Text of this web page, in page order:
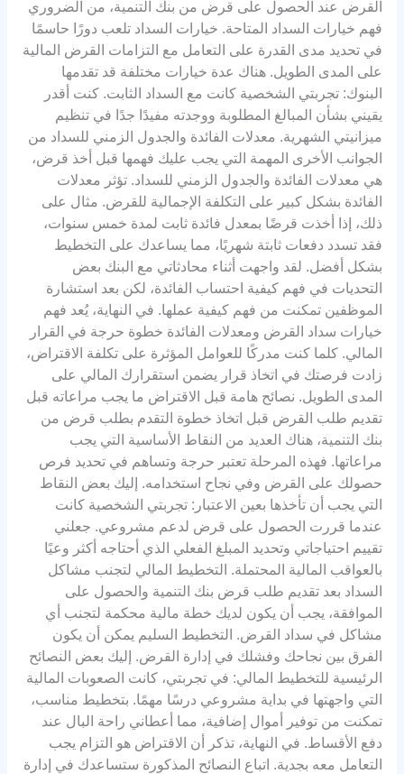
القرض عند الحصول على قرض من بنك التنمية، من الضروري
فهم خيارات السداد المتاحة. خيارات السداد تلعب دورًا حاسمًا
في تحديد مدى القدرة على التعامل مع التزامات القرض المالية
على المدى الطويل. هناك عدة خيارات مختلفة قد تقدمها
البنوك: تجربتي الشخصية كانت مع السداد الثابت. كنت أقدر
يقيني بشأن المبالغ المطلوبة ووجدته مفيدًا جدًا في تنظيم
ميزانيتي الشهرية. معدلات الفائدة والجدول الزمني للسداد من
الجوانب الأخرى المهمة التي يجب عليك فهمها قبل أخذ قرض،
هي معدلات الفائدة والجدول الزمني للسداد. تؤثر معدلات
الفائدة بشكل كبير على التكلفة الإجمالية للقرض. مثال على
ذلك، إذا أخذت قرضًا بمعدل فائدة ثابت لمدة خمس سنوات،
فقد تسدد دفعات ثابتة شهريًا، مما يساعدك على التخطيط
بشكل أفضل. لقد واجهت أثناء محادثاتي مع البنك بعض
التحديات في فهم كيفية احتساب الفائدة، لكن بعد استشارة
الموظفين تمكنت من فهم كيفية عملها. في النهاية، يُعد فهم
خيارات سداد القرض ومعدلات الفائدة خطوة حرجة في القرار
المالي. كلما كنت مدركًا للعوامل المؤثرة على تكلفة الاقتراض،
زادت فرصتك في اتخاذ قرار يضمن استقرارك المالي على
المدى الطويل. نصائح هامة قبل الاقتراض ما يجب مراعاته قبل
تقديم طلب القرض قبل اتخاذ خطوة التقدم بطلب قرض من
بنك التنمية، هناك العديد من النقاط الأساسية التي يجب
مراعاتها. فهذه المرحلة تعتبر حرجة وتساهم في تحديد فرص
حصولك على القرض وفي نجاح استخدامه. إليك بعض النقاط
التي يجب أن تأخذها بعين الاعتبار: تجربتي الشخصية كانت
عندما قررت الحصول على قرض لدعم مشروعي. جعلني
تقييم احتياجاتي وتحديد المبلغ الفعلي الذي أحتاجه أكثر وعيًا
بالعواقب المالية المحتملة. التخطيط المالي لتجنب مشاكل
السداد بعد تقديم طلب قرض بنك التنمية والحصول على
الموافقة، يجب أن يكون لديك خطة مالية محكمة لتجنب أي
مشاكل في سداد القرض. التخطيط السليم يمكن أن يكون
الفرق بين نجاحك وفشلك في إدارة القرض. إليك بعض النصائح
الرئيسية للتخطيط المالي: في تجربتي، كانت الصعوبات المالية
التي واجهتها في بداية مشروعي درسًا مهمًا. بتخطيط مناسب،
تمكنت من توفير أموال إضافية، مما أعطاني راحة البال عند
دفع الأقساط. في النهاية، تذكر أن الاقتراض هو التزام يجب
التعامل معه بجدية. اتباع النصائح المذكورة ستساعدك في إدارة